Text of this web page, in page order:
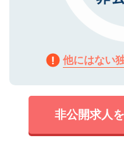
他にはない
非公開求人